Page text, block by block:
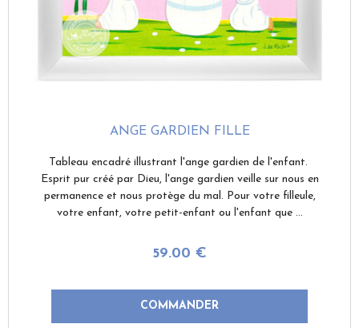
ANGE GARDIEN FILLE
59.00 €
Tableau encadré illustrant l'ange gardien de l'enfant.
Esprit pur créé par Dieu, l'ange gardien veille sur nous en
permanence et nous protège du mal. Pour votre filleule,
votre enfant, votre petit-enfant ou l'enfant que ...